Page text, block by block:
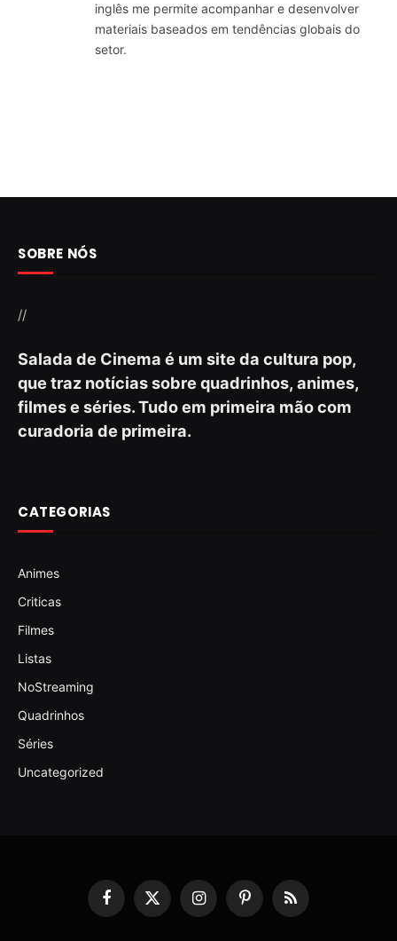
inglês me permite acompanhar e desenvolver
materiais baseados em tendências globais do
setor.
SOBRE NÓS
//
Salada de Cinema é um site da cultura pop,
que traz notícias sobre quadrinhos, animes,
filmes e séries. Tudo em primeira mão com
curadoria de primeira.
CATEGORIAS
Animes
Criticas
Filmes
Listas
NoStreaming
Quadrinhos
Séries
Uncategorized
Facebook
X
(Twitter)
InstagramPinterestRSS